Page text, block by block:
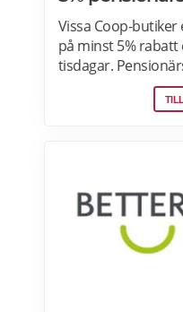
Vissa Coop-
på minst 5% rabatt
tisdagar.
medlemmar som
vid köp i fysiska
om